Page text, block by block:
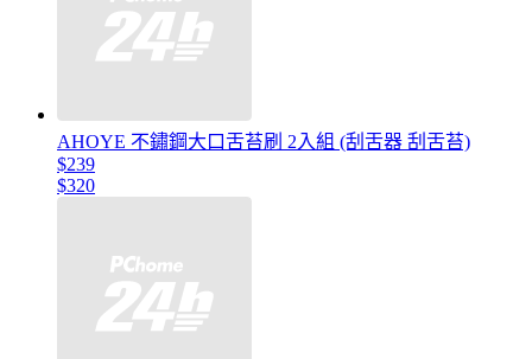
AHOYE 不鏽鋼大口舌苔刷 2入組 (刮舌器 刮舌苔)
$239
$320